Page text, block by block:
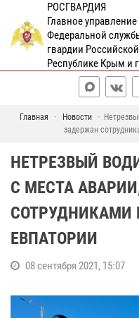
РОСГВАРДИЯ
Главное управление
Федеральной
гвардии
Республике Крым и
Главная Новости
задержан
НЕТРЕЗВЫЙ
С МЕСТА
СОТРУДНИКАМИ
ЕВПАТОРИИ
08 сентября 2021, 15:07